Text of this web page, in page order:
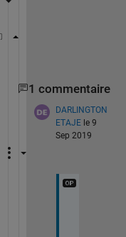
1 commentaire
DARLINGTON
ETAJE le 9
Sep 2019